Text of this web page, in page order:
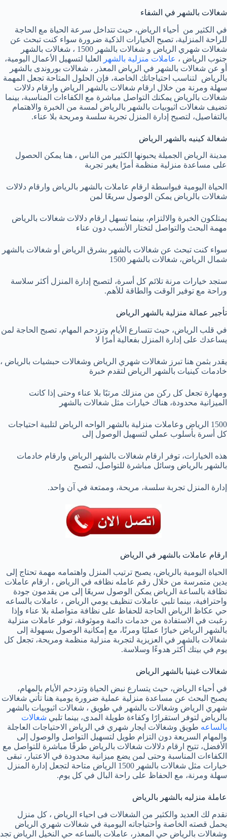
شغالات بالشهر في الشفاء
في الكثير من أحياء الرياض، حيث تتداخل سرعة الحياة مع الحاجة
للراحة المنزلية، تصبح الخيارات الذكية ضرورة سواء كنت تبحث عن
شغالات شهري الرياض و شغالات بالشهر 1500 ، شغالات بالشهر
جنوب الرياض ، عاملات منزلية بالشهر
العليا لتسهيل الأعمال اليومية،
أو عن شغالات بالشهر في الرياض المعذر ، شغالات بوروندى بالشهر
بالرياض لتناسب احتياجاتك الخاصة، فإن الحلول المتاحة تجعل المهمة
سهلة ومرنة من خلال ارقام شغالات بالشهر الرياض وارقام دلالات
شغالات بالرياض يمكنك التواصل مباشرة مع الكفاءات المناسبة، بينما
تضيف شغالات اثيوبيات بالشهر بالرياض لمسة من الخبرة والاهتمام
بالتفاصيل، لتصبح إدارة المنزل تجربة سلسة ومريحة بلا عناء.
شغالة كينيه بالشهر الرياض
مدينة الرياض الجميلة يحبونها الكثير من الناس ، هنا يمكن الحصول
على مساعدة منزلية منظمة أمرًا يغير تجربة
الحياة اليومية فبواسطة ارقام عاملات بالشهر بالرياض وارقام دلالات
شغالات بالرياض يمكن الوصول سريعًا لمن
يمتلكون الخبرة والالتزام، بينما تسهل ارقام دلالات شغالات بالرياض
مهمة البحث والتواصل لتختار الأنسب دون عناء
سواء كنت تبحث عن شغالات بالشهر بشرق الرياض أو شغالات بالشهر
شمال الرياض، شغالات بالشهر 1500
ستجد خيارات مرنة تلائم كل أسرة، لتصبح إدارة المنزل أكثر سلاسة
وراحة مع توفير الوقت والطاقة للأهم.
تأجير عمالة منزلية بالشهر الرياض
في قلب الرياض، حيث تتسارع الأيام وتزدحم المهام، تصبح الحاجة لمن
يساعدك على إدارة المنزل بفعالية أمرًا لا
يقدر بثمن هنا تبرز شغالات شهري الرياض وشغالات حبشيات بالرياض ،
خادمات كينيات بالشهر الرياض لتقدم خبرة
ومهارة تجعل كل ركن من منزلك مرتبًا بلا عناء وحتى إذا كانت
الميزانية محدودة، هناك خيارات مثل شغالات بالشهر
1500 الرياض وعاملات منزلية بالشهر الواحه الرياض لتلبية احتياجات
كل أسرة بأسلوب عملي لتسهيل الوصول إلى
هذه الخيارات، توفر ارقام شغالات بالشهر الرياض وارقام خادمات
بالشهر بالرياض وسائل مباشرة للتواصل، لتصبح
إدارة المنزل تجربة سلسة، مريحة، وممتعة في آن واحد.
ارقام عاملات بالشهر في الرياض
الحياة اليومية بالرياض، يصبح ترتيب المنزل واهتمامه مهمة تحتاج إلى
يدين متمرسة من خلال رقم عامله نظافه في الرياض ، ارقام عاملات
نظافة بالساعة الرياض يمكن الوصول سريعًا إلى من يقدمون جودة
واحترافية، بينما تلبي عاملات تنظيف يومي الرياض ، عاملات بالساعه
حي عكاظ الرياض الحاجة للحفاظ على نظافة متواصلة بلا عناء وإذا
رغبت في الاستفادة من خدمات دائمة وموثوقة، توفر عاملات منزلية
بالشهر الرياض خيارًا عمليًا ومرنًا، مع إمكانية الوصول بسهولة إلى
شغالات بالشهر في العزيزية لتجربة منزلية منظمة ومريحة، تجعل كل
يوم في بيتك أكثر هدوءًا وسلاسة.
شغالات غينيا بالشهر الرياض
في أحياء الرياض، حيث يتسارع نبض الحياة وتزدحم الأيام بالمهام،
يصبح البحث عن مساعدة منزلية عملية ضرورة يومية هنا تأتي شغالات
شهري الرياض وشغالات بالشهر في طويق ، شغالات اثيوبيات بالشهر
بالرياض لتوفر استقرارًا وكفاءة طويلة المدى، بينما تلبي شغالات
بالساعه طويق وشغالات ايجار شهري في الرياض الاحتياجات العاجلة
والمهام السريعة دون التزام طويل لتسهيل التواصل والوصول إلى
الأفضل، تتيح ارقام دلالات شغالات بالرياض طرقًا مباشرة للتواصل مع
الكفاءات المناسبة وحتى لمن يضع ميزانية محدودة في الاعتبار، تبقى
خيارات مثل شغالات بالشهر 1500 الرياض متاحة لتجعل إدارة المنزل
سهلة ومرنة، مع الحفاظ على راحة البال في كل يوم.
عاملة منزليه بالشهر بالرياض
نقدم لك العديد والكثير من الشغالات فى احياء الرياض ، كل منزل
يحمل قصته الخاصة واحتياجاته اليومية في شغالات شهري الرياض
وشغالات بالرياض حي المعذر، عاملات بالساعه حي النخيل الرياض تجد